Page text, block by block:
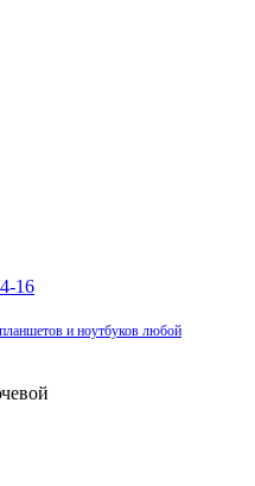
16
и ноутбуков любой